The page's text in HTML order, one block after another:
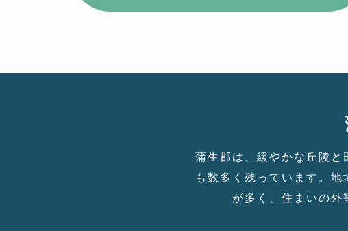
蒲生郡は、緩やかな丘陵
も数多く残っています。
が多く、住まいの外